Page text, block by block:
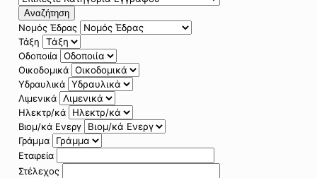
Αναζήτηση
Νομός Έδρας
Τάξη
Οδοποιία
Οικοδομικά
Υδραυλικά
Λιμενικά
Ηλεκτρ/κά
Βιομ/κά Ενεργ
Γράμμα
Εταιρεία
Στέλεχος